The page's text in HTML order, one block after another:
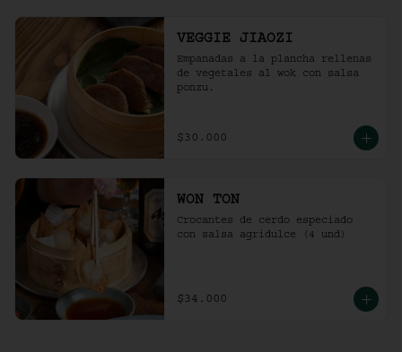
VEGGIE JIAOZI
Empanadas a la plancha rellenas
de vegetales al wok con salsa
ponzu.
$30.000
WON TON
Crocantes de cerdo especiado
con salsa agridulce (4 und)
$34.000